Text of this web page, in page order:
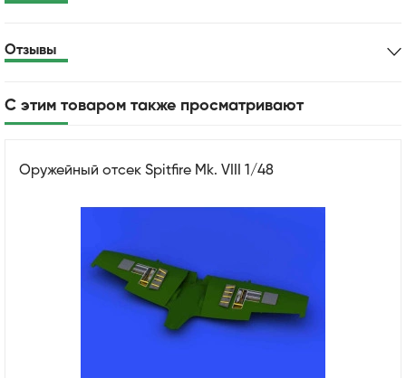
Отзывы
С этим товаром также просматривают
Оружейный отсек Spitfire Mk. VIII 1/48